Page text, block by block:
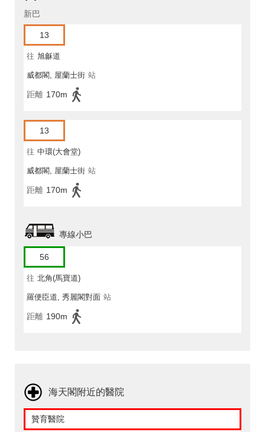
新巴
13
往 旭龢道
威都閣, 屋蘭士街 站
距離 170m
13
往 中環(大會堂)
威都閣, 屋蘭士街 站
距離 170m
專線小巴
56
往 北角(馬寶道)
羅便臣道, 秀麗閣對面 站
距離 190m
海天閣附近的醫院
贊育醫院